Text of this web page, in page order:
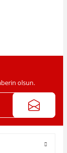
olsun.